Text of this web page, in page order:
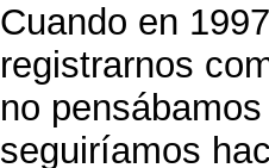
Cuando en
registrarnos
no
seguiríamos